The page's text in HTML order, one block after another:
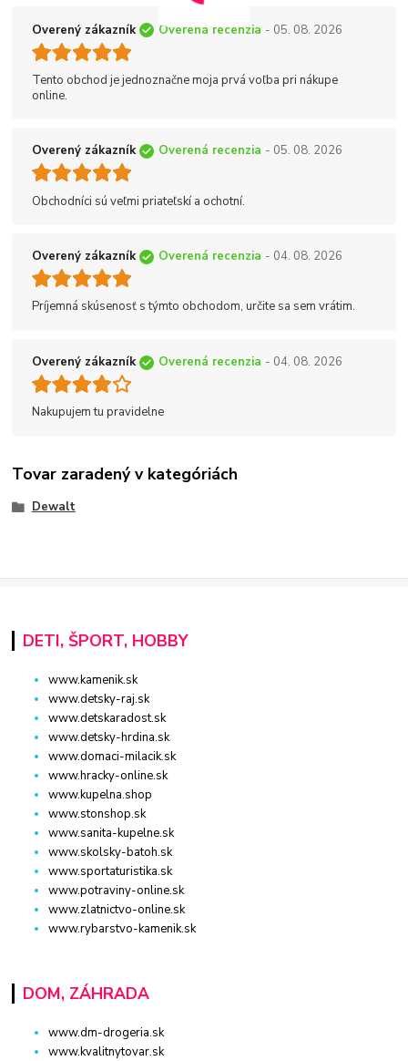
Overený zákazník Overená recenzia - 05. 08. 2026
Tento obchod je jednoznačne moja prvá voľba pri nákupe
online.
Overený zákazník Overená recenzia - 05. 08. 2026
Obchodníci sú veľmi priateľskí a ochotní.
Overený zákazník Overená recenzia - 04. 08. 2026
Príjemná skúsenosť s týmto obchodom, určite sa sem vrátim.
Overený zákazník Overená recenzia - 04. 08. 2026
Nakupujem tu pravidelne
Tovar zaradený v kategóriách
Dewalt
DETI, ŠPORT, HOBBY
www.kamenik.sk
www.detsky-raj.sk
www.detskaradost.sk
www.detsky-hrdina.sk
www.domaci-milacik.sk
www.hracky-online.sk
www.kupelna.shop
www.stonshop.sk
www.sanita-kupelne.sk
www.skolsky-batoh.sk
www.sportaturistika.sk
www.potraviny-online.sk
www.zlatnictvo-online.sk
www.rybarstvo-kamenik.sk
DOM, ZÁHRADA
www.dm-drogeria.sk
www.kvalitnytovar.sk